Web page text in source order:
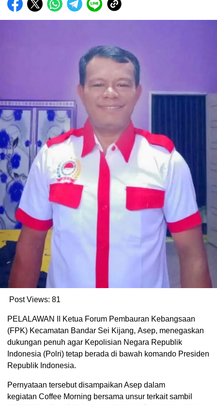
Post Views: 81
PELALAWAN II Ketua Forum Pembauran Kebangsaan
(FPK) Kecamatan Bandar Sei Kijang, Asep, menegaskan
dukungan penuh agar Kepolisian Negara Republik
Indonesia (Polri) tetap berada di bawah komando Presiden
Republik Indonesia.
Pernyataan tersebut disampaikan Asep dalam
kegiatan Coffee Morning bersama unsur terkait sambil